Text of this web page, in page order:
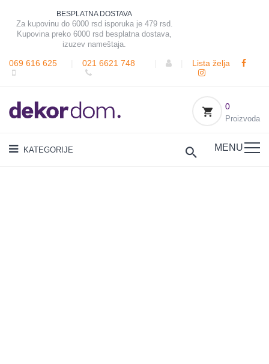
BESPLATNA DOSTAVA
Za kupovinu do 6000 rsd isporuka je 479 rsd.
Kupovina preko 6000 rsd besplatna dostava,
izuzev nameštaja.
069 616 625 021 6621 748 Lista želja
0
Proizvoda
KATEGORIJE MENU